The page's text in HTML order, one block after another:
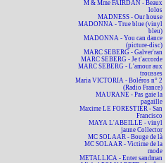
M & Mme FAIRDAN - Beaux
lolos
MADNESS - Our house
MADONNA - True blue (vinyl
bleu)
MADONNA - You can dance
(picture-disc)
MARC SEBERG - Galver'ran
MARC SEBERG - Je t'accorde
MARC SEBERG - L'amour aux
trousses
Maria VICTORIA - Boléros n° 2
(Radio France)
MAURANE - Pas gaie la
pagaille
Maxime LE FORESTIER - San
Francisco
MAYA L'ABEILLE - vinyl
jaune Collector
MC SOLAAR - Bouge de là
MC SOLAAR - Victime de la
mode
METALLICA - Enter sandman